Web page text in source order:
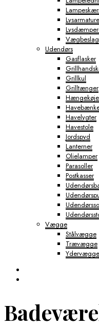
Vægbeslag
Udendørs
Gasflasker
Grillkul
Grilltænger
Havelygter
Havestole
Jordspyd
Lanterner
Olielamper
Parasoller
Postkasser
Vægge
Stålvægge
Trævægge
Ydervægge